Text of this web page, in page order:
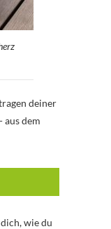
deiner
aus dem
wie du